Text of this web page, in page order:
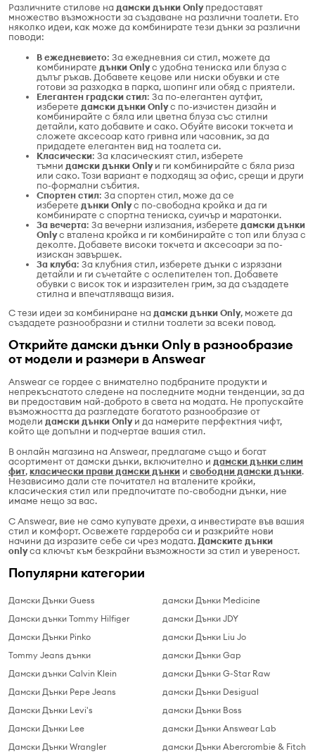
Различните стилове на дамски дънки Onlyпредоставят
множество възможности за създаване на различни тоалети. Ето
няколко идеи, как може да комбинирате тези дънки за различни
поводи:
В ежедневието: За ежедневния си стил, можете да
комбинирате дънки Onlyс удобна тениска или блуза с
дълъг ръкав. Добавете кецове или ниски обувки и сте
готови за разходка в парка, шопинг или обяд с приятели.
Елегантен градски стил: За по-елегантен аутфит,
изберете дамски дънки Onlyс по-изчистен дизайн и
комбинирайте с бяла или цветна блуза със стилни
детайли, като добавите и сако. Обуйте високи токчета и
сложете аксесоар като гривна или часовник, за да
придадете елегантен вид на тоалета си.
Класически: За класическият стил, изберете
тъмни дамски дънки Onlyи ги комбинирайте с бяла риза
или сако. Този вариант е подходящ за офис, срещи и други
по-формални събития.
Спортен стил: За спортен стил, може да се
изберете дънки Onlyс по-свободна кройка и да ги
комбинирате с спортна тениска, суичър и маратонки.
За вечерта: За вечерни излизания, изберете дамски дънки
Onlyс вталена кройка и ги комбинирайте с топ или блуза с
деколте. Добавете високи токчета и аксесоари за по-
изискан завършек.
За клуба: За клубния стил, изберете дънки с изрязани
детайли и ги съчетайте с ослепителен топ. Добавете
обувки с висок ток и изразителен грим, за да създадете
стилна и впечатляваща визия.
С тези идеи за комбиниране на дамски дънки Only, можете да
създадете разнообразни и стилни тоалети за всеки повод.
Открийте дамски дънки Only в разнообразие
от модели и размери в Answear
Answear се гордее с внимателно подбраните продукти и
непрекъснатото следене на последните модни тенденции, за да
ви предоставим най-доброто в света на модата. Не пропускайте
възможността да разгледате богатото разнообразие от
модели дамски дънки Onlyи да намерите перфектния чифт,
който ще допълни и подчертае вашия стил.
В онлайн магазина на Answear, предлагаме също и богат
асортимент от дамски дънки, включително и дамски дънки слим
фит,класически прави дамски дънки и свободни дамски дънки.
Независимо дали сте почитател на вталените кройки,
класическия стил или предпочитате по-свободни дънки, ние
имаме нещо за вас.
С Answear, вие не само купувате дрехи, а инвестирате във вашия
стил и комфорт. Освежете гардероба си и разкрийте нови
начини да изразите себе си чрез модата. Дамските дънки
onlyса ключът към безкрайни възможности за стил и увереност.
Популярни категории
Дамски Дънки Guess
Дамски дънки Tommy Hilfiger
Дамски Дънки Pinko
Tommy Jeans дънки
Дамски дънки Calvin Klein
Дамски Дънки Pepe Jeans
Дамски Дънки Levi's
Дамски Дънки Lee
Дамски Дънки Wrangler
дамски Дънки Medicine
дамски Дънки JDY
дамски Дънки Liu Jo
дамски Дънки Gap
дамски Дънки G-Star Raw
дамски Дънки Desigual
дамски Дънки Boss
дамски Дънки Answear Lab
дамски Дънки Abercrombie & Fitch